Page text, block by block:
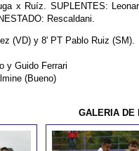
x Ruíz. SUPLENTES:
Rescaldani.
(VD) y 8' PT Pablo Ruiz (SM).
y Guido Ferrari
(Bueno)
GALERIA DE